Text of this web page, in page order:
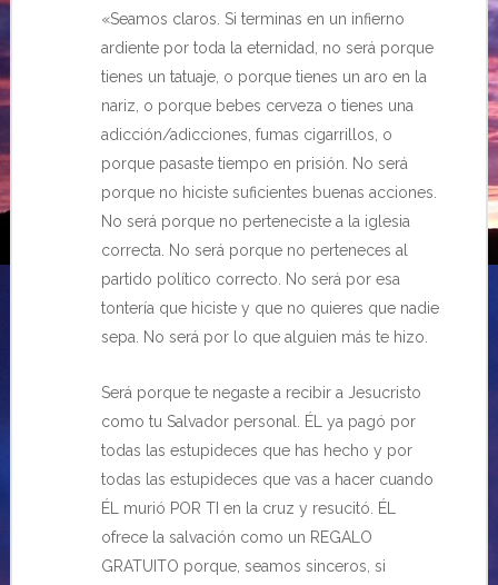
«Seamos claros. Si terminas en un infierno
ardiente por toda la eternidad, no será porque
tienes un tatuaje, o porque tienes un aro en la
nariz, o porque bebes cerveza o tienes una
adicción/adicciones, fumas cigarrillos, o
porque pasaste tiempo en prisión. No será
porque no hiciste suficientes buenas acciones.
No será porque no perteneciste a la iglesia
correcta. No será porque no perteneces al
partido político correcto. No será por esa
tontería que hiciste y que no quieres que nadie
sepa. No será por lo que alguien más te hizo.
Será porque te negaste a recibir a Jesucristo
como tu Salvador personal. ÉL ya pagó por
todas las estupideces que has hecho y por
todas las estupideces que vas a hacer cuando
ÉL murió POR TI en la cruz y resucitó. ÉL
ofrece la salvación como un REGALO
GRATUITO porque, seamos sinceros, si